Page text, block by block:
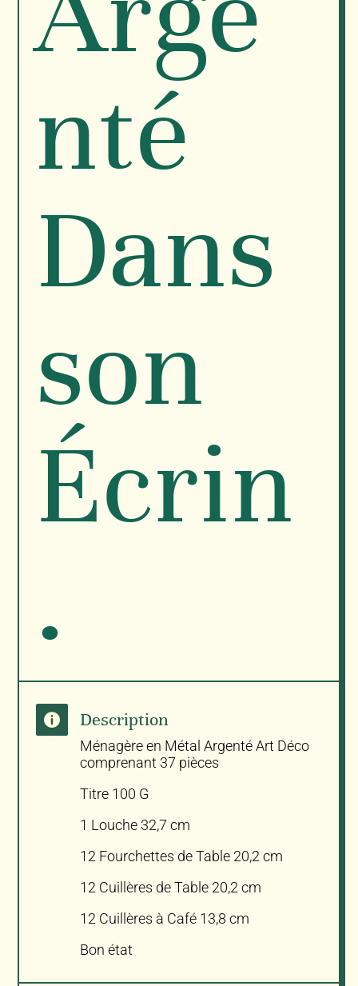
nté
Dans
son
Écrin
.
 Description
Ménagère en Métal Argenté Art Déco
comprenant 37 pièces
Titre 100 G
1 Louche 32,7 cm
12 Fourchettes de Table 20,2 cm
12 Cuillères de Table 20,2 cm
12 Cuillères à Café 13,8 cm
Bon état